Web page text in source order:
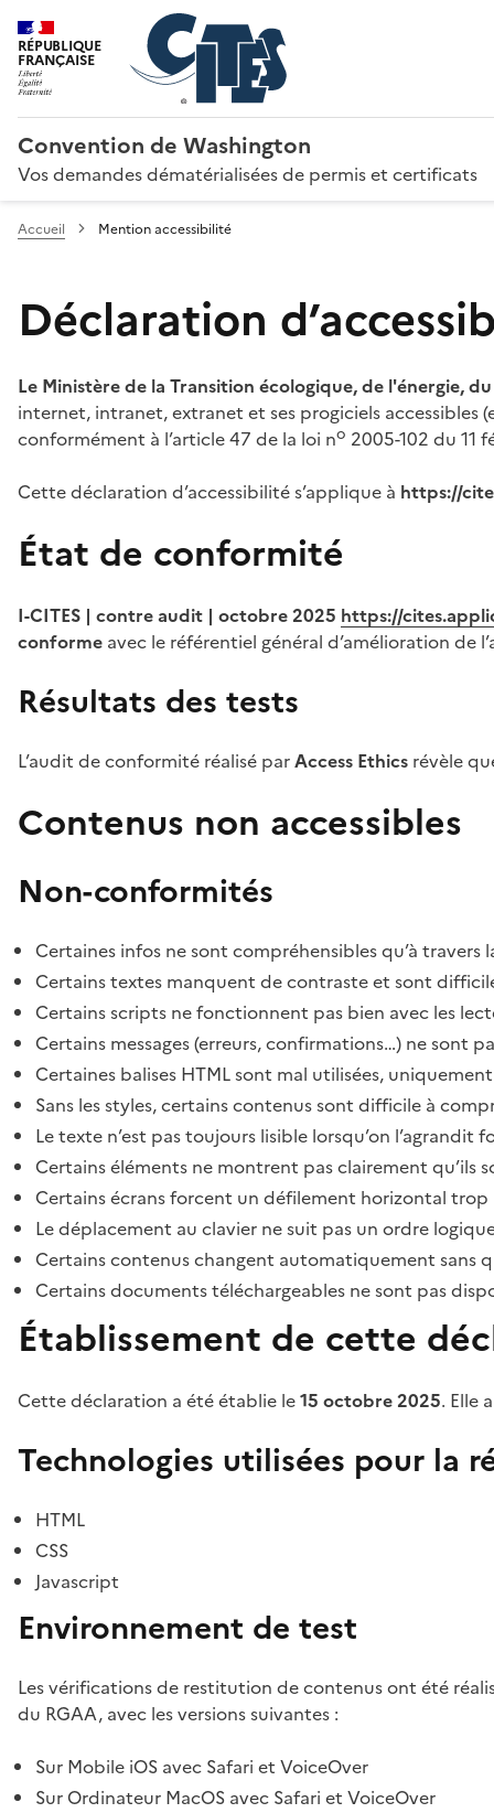
RÉPUBLIQUE
FRANÇAISE
Convention de Washington
Vos demandes dématérialisées de permis et certificats
Accueil Mention accessibilité
Déclaration
Le Ministère de la Transition écologique, de l'énergie,
internet, intranet, extranet et ses progiciels
conformément à l’article 47 de la loi no 2005-102 du 11
Cette déclaration d’accessibilité s’applique à https://
État de conformité
I-CITES | contre audit | octobre 2025 https://
conforme avec le référentiel général d’amélioration de
Résultats des tests
L’audit de conformité réalisé parAccess Ethics révèle
Contenus non accessibles
Non-conformités
Certaines infos ne sont compréhensibles qu’à travers
Certains textes manquent de contraste et sont
Certains scripts ne fonctionnent pas bien avec les
Certains messages (erreurs, confirmations…) ne sont
Certaines balises HTML sont mal utilisées,
Sans les styles, certains contenus sont difficile à
Le texte n’est pas toujours lisible lorsqu’on l’agrandit
Certains éléments ne montrent pas clairement qu’ils
Certains écrans forcent un défilement horizontal
Le déplacement au clavier ne suit pas un ordre
Certains contenus changent automatiquement sans
Certains documents téléchargeables ne sont pas
Établissement de cette
Cette déclaration a été établie le15 octobre 2025. Elle
Technologies utilisées pour la
HTML
CSS
Javascript
Environnement de test
Les vérifications de restitution de contenus ont été
du RGAA, avec les versions suivantes :
Sur Mobile iOS avec Safari et VoiceOver
Sur Ordinateur MacOS avec Safari et VoiceOver